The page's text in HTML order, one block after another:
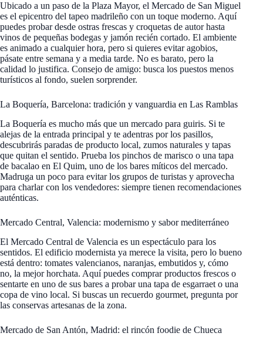
Ubicado a un paso de la Plaza Mayor, el Mercado de San Miguel
es el epicentro del tapeo madrileño con un toque moderno. Aquí
puedes probar desde ostras frescas y croquetas de autor hasta
vinos de pequeñas bodegas y jamón recién cortado. El ambiente
es animado a cualquier hora, pero si quieres evitar agobios,
pásate entre semana y a media tarde. No es barato, pero la
calidad lo justifica. Consejo de amigo: busca los puestos menos
turísticos al fondo, suelen sorprender.
La Boquería, Barcelona: tradición y vanguardia en Las Ramblas
La Boquería es mucho más que un mercado para guiris. Si te
alejas de la entrada principal y te adentras por los pasillos,
descubrirás paradas de producto local, zumos naturales y tapas
que quitan el sentido. Prueba los pinchos de marisco o una tapa
de bacalao en El Quim, uno de los bares míticos del mercado.
Madruga un poco para evitar los grupos de turistas y aprovecha
para charlar con los vendedores: siempre tienen recomendaciones
auténticas.
Mercado Central, Valencia: modernismo y sabor mediterráneo
El Mercado Central de Valencia es un espectáculo para los
sentidos. El edificio modernista ya merece la visita, pero lo bueno
está dentro: tomates valencianos, naranjas, embutidos y, cómo
no, la mejor horchata. Aquí puedes comprar productos frescos o
sentarte en uno de sus bares a probar una tapa de esgarraet o una
copa de vino local. Si buscas un recuerdo gourmet, pregunta por
las conservas artesanas de la zona.
Mercado de San Antón, Madrid: el rincón foodie de Chueca